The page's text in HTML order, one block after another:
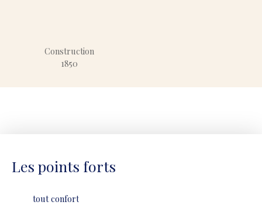
Construction
1850
Les points forts
tout confort